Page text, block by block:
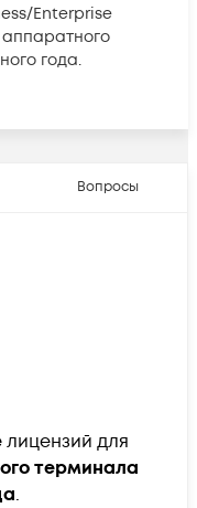
Enterprise
года.
Вопросы
лицензий для
терминала
.